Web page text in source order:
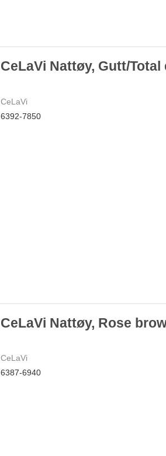
CeLaVi Nattøy, Gutt/Total
CeLaVi
6392-7850
CeLaVi Nattøy, Rose
CeLaVi
6387-6940